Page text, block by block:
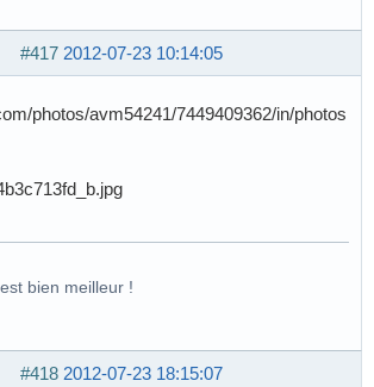
#417 2012-07-23 10:14:05
photos/avm54241/7449409362/in/photos
bien meilleur !
#418 2012-07-23 18:15:07